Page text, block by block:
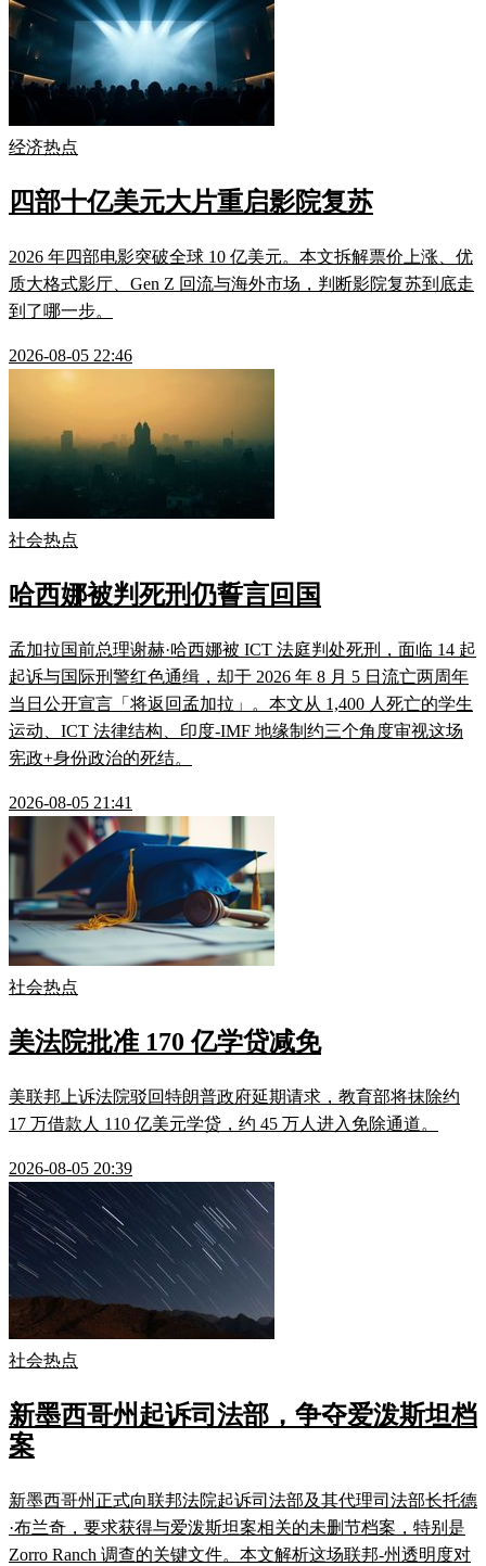
经济热点
四部十亿美元大片重启影院复苏
2026 年四部电影突破全球 10 亿美元。本文拆解票价上涨、优
质大格式影厅、Gen Z 回流与海外市场，判断影院复苏到底走
到了哪一步。
2026-08-05 22:46
社会热点
哈西娜被判死刑仍誓言回国
孟加拉国前总理谢赫·哈西娜被 ICT 法庭判处死刑，面临 14 起
起诉与国际刑警红色通缉，却于 2026 年 8 月 5 日流亡两周年
当日公开宣言「将返回孟加拉」。本文从 1,400 人死亡的学生
运动、ICT 法律结构、印度-IMF 地缘制约三个角度审视这场
宪政+身份政治的死结。
2026-08-05 21:41
社会热点
美法院批准 170 亿学贷减免
美联邦上诉法院驳回特朗普政府延期请求，教育部将抹除约
17 万借款人 110 亿美元学贷，约 45 万人进入免除通道。
2026-08-05 20:39
社会热点
新墨西哥州起诉司法部，争夺爱泼斯坦档
案
新墨西哥州正式向联邦法院起诉司法部及其代理司法部长托德
·布兰奇，要求获得与爱泼斯坦案相关的未删节档案，特别是
Zorro Ranch 调查的关键文件。本文解析这场联邦-州透明度对